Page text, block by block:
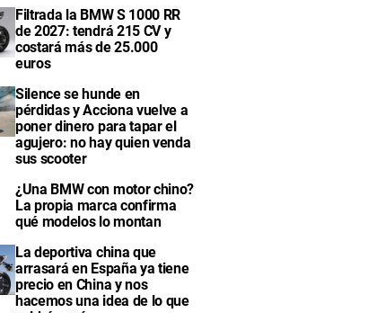
Filtrada la BMW S 1000 RR
de 2027: tendrá 215 CV y
costará más de 25.000
euros
Silence se hunde en
pérdidas y Acciona vuelve a
poner dinero para tapar el
agujero: no hay quien venda
sus scooter
¿Una BMW con motor chino?
La propia marca confirma
qué modelos lo montan
La deportiva china que
arrasará en España ya tiene
precio en China y nos
hacemos una idea de lo que